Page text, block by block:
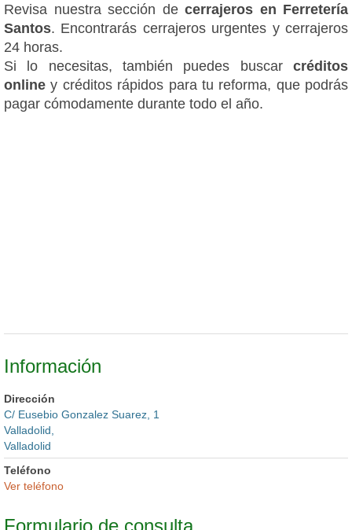
Revisa nuestra sección de cerrajeros en Ferretería
Santos. Encontrarás cerrajeros urgentes y cerrajeros
24 horas.
Si lo necesitas, también puedes buscar créditos
onliney créditos rápidos para tu reforma, que podrás
pagar cómodamente durante todo el año.
Información
Dirección
C/ Eusebio Gonzalez Suarez, 1
Valladolid,
Valladolid
Teléfono
Ver teléfono
Formulario de consulta